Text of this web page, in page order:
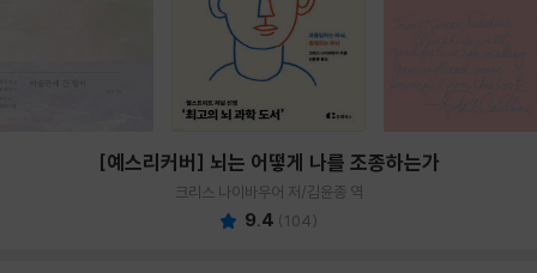
[예스리커버] 뇌는 어떻게 나를 조종하는가
크리스 나이바우어 저/김윤종 역
9.4 (104)